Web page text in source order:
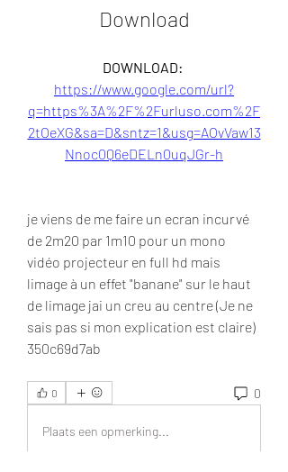
Download
https://www.google.com/url?
q=https%3A%2F%2Furluso.com%2F
2tOeXG&sa=D&sntz=1&usg=AOvVaw13
Nnoc0Q6eDELn0uqJGr-h
je viens de me faire un ecran incurvé
de 2m20 par 1m10 pour un mono
vidéo projecteur en full hd mais
limage à un effet "banane" sur le haut
de limage jai un creu au centre (Je ne
sais pas si mon explication est claire)
350c69d7ab
0 0
Plaats een opmerking...